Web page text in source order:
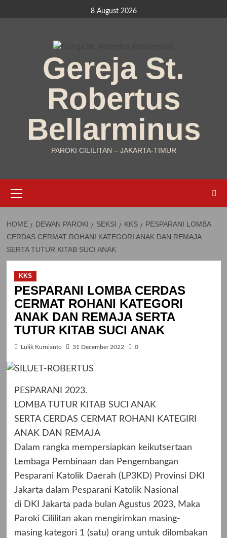
to
8 August 2026
Gereja St.
Robertus
Bellarminus
PAROKI CILILITAN – JAKARTA-TIMUR
Menu
HOME DEWAN PAROKI SEKSI KKS
PESPARANI LOMBA
CERDAS CERMAT ROHANI KATEGORI ANAK DAN REMAJA
SERTA TUTUR KITAB SUCI ANAK
KKS
PESPARANI LOMBA CERDAS
CERMAT ROHANI KATEGORI
ANAK DAN REMAJA SERTA
TUTUR KITAB SUCI ANAK
Lulik Kurnianto 31 December 2022 0
PESPARANI 2023.
LOMBA TUTUR KITAB SUCI ANAK
SERTA CERDAS CERMAT ROHANI KATEGIRI
ANAK DAN REMAJA
Dalam rangka mempersiapkan keikutsertaan
Lembaga Pembinaan dan Pengembangan
Pesparani Katolik Daerah (LP3KD) Provinsi DKI
Jakarta dalam Pesparani Katolik Nasional
di DKI Jakarta pada bulan Agustus 2023, Maka
Paroki Cililitan akan mengirimkan masing-
masing kategori 1 (satu) orang untuk dilombakan